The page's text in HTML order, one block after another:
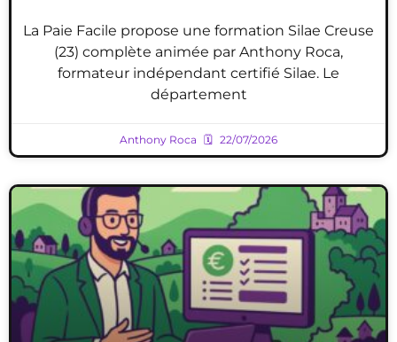
La Paie Facile propose une formation Silae Creuse
(23) complète animée par Anthony Roca,
formateur indépendant certifié Silae. Le
département
Anthony Roca 22/07/2026